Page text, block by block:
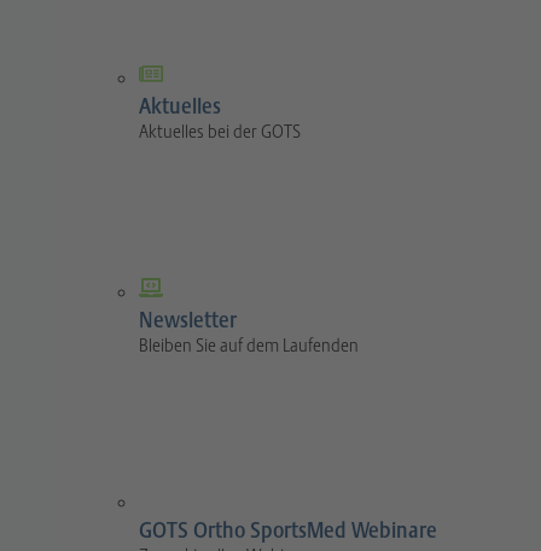
Aktuelles
Aktuelles bei der GOTS
Newsletter
Bleiben Sie auf dem Laufenden
GOTS Ortho SportsMed Webinare